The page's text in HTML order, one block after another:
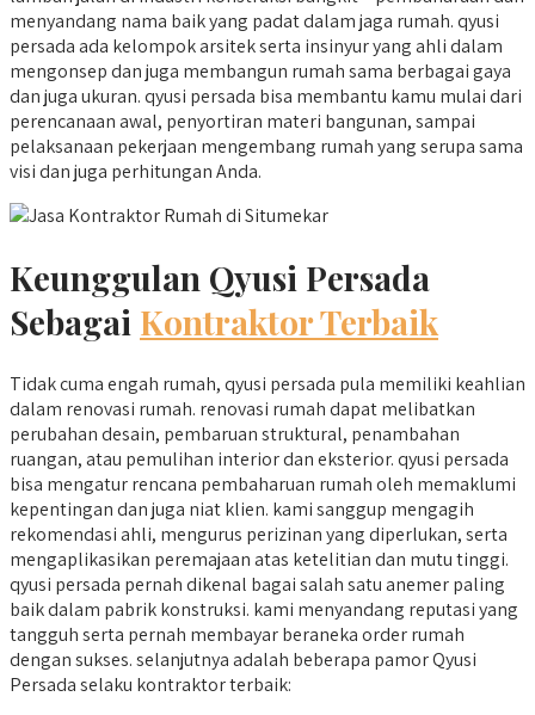
menyandang nama baik yang padat dalam jaga rumah. qyusi
persada ada kelompok arsitek serta insinyur yang ahli dalam
mengonsep dan juga membangun rumah sama berbagai gaya
dan juga ukuran. qyusi persada bisa membantu kamu mulai dari
perencanaan awal, penyortiran materi bangunan, sampai
pelaksanaan pekerjaan mengembang rumah yang serupa sama
visi dan juga perhitungan Anda.
Keunggulan Qyusi Persada
Sebagai Kontraktor Terbaik
Tidak cuma engah rumah, qyusi persada pula memiliki keahlian
dalam renovasi rumah. renovasi rumah dapat melibatkan
perubahan desain, pembaruan struktural, penambahan
ruangan, atau pemulihan interior dan eksterior. qyusi persada
bisa mengatur rencana pembaharuan rumah oleh memaklumi
kepentingan dan juga niat klien. kami sanggup mengagih
rekomendasi ahli, mengurus perizinan yang diperlukan, serta
mengaplikasikan peremajaan atas ketelitian dan mutu tinggi.
qyusi persada pernah dikenal bagai salah satu anemer paling
baik dalam pabrik konstruksi. kami menyandang reputasi yang
tangguh serta pernah membayar beraneka order rumah
dengan sukses. selanjutnya adalah beberapa pamor Qyusi
Persada selaku kontraktor terbaik: